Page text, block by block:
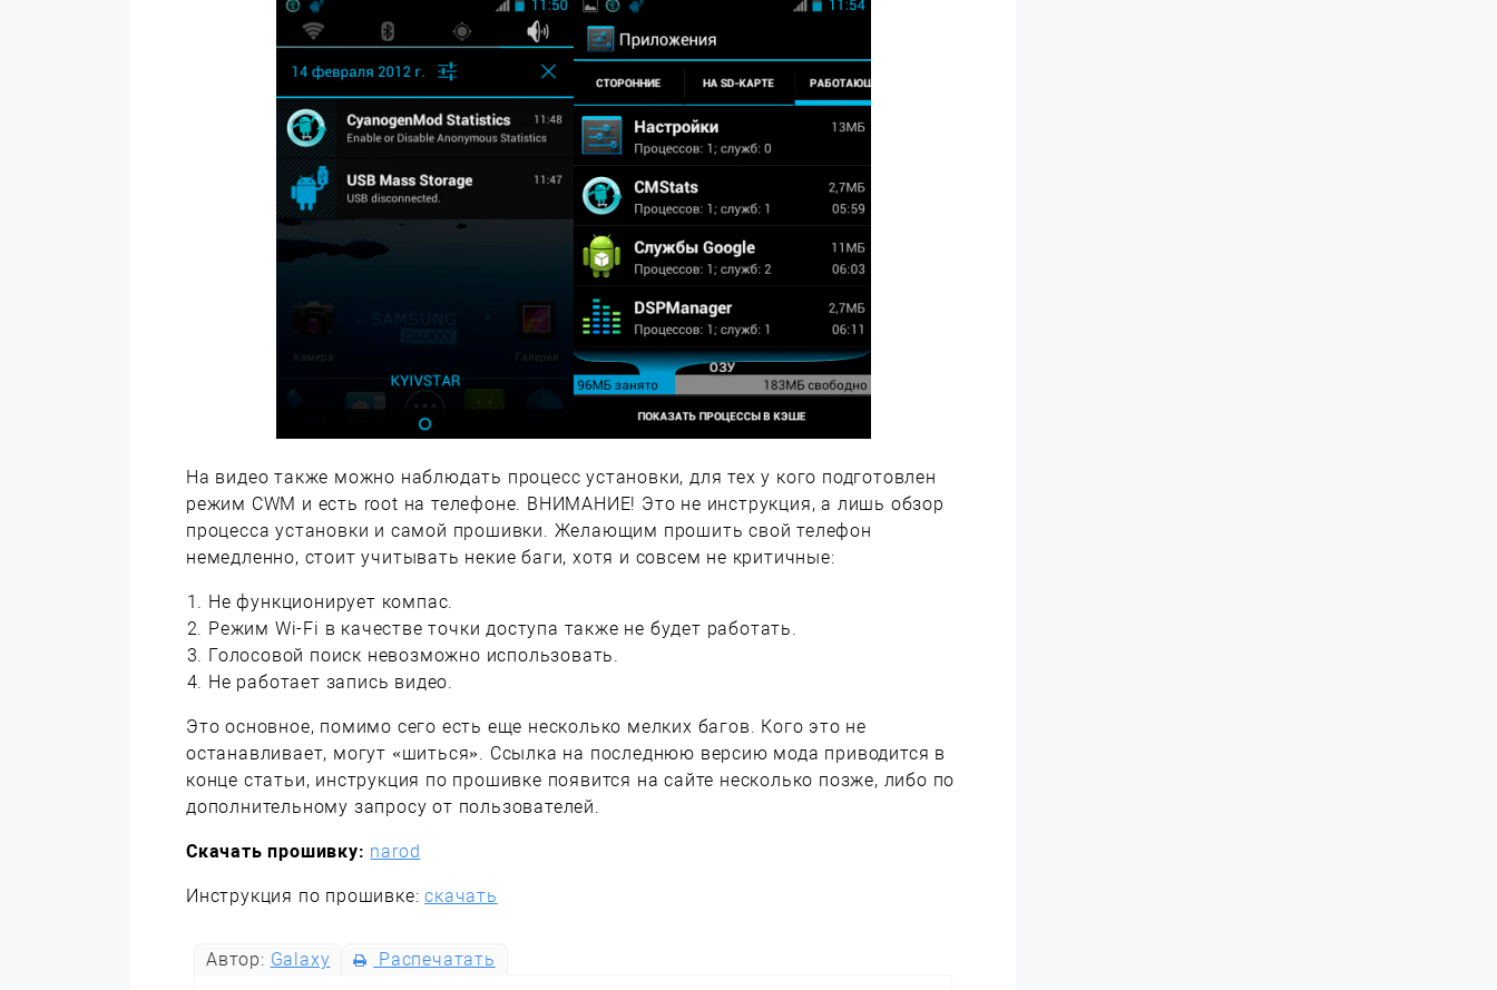
На видео также можно наблюдать процесс установки, для тех у кого подготовлен
режим CWM и есть root на телефоне. ВНИМАНИЕ! Это не инструкция, а лишь обзор
процесса установки и самой прошивки. Желающим прошить свой телефон
немедленно, стоит учитывать некие баги, хотя и совсем не критичные:
Не функционирует компас.
Режим Wi-Fi в качестве точки доступа также не будет работать.
Голосовой поиск невозможно использовать.
Не работает запись видео.
Это основное, помимо сего есть еще несколько мелких багов. Кого это не
останавливает, могут «шиться». Ссылка на последнюю версию мода приводится в
конце статьи, инструкция по прошивке появится на сайте несколько позже, либо по
дополнительному запросу от пользователей.
Скачать прошивку: narod
Инструкция по прошивке:скачать
Автор: Galaxy Распечатать